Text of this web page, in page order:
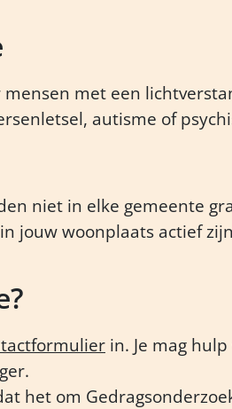
mensen met een
autisme of
niet in elke gemeente
jouw woonplaats actief
in. Je mag
het om